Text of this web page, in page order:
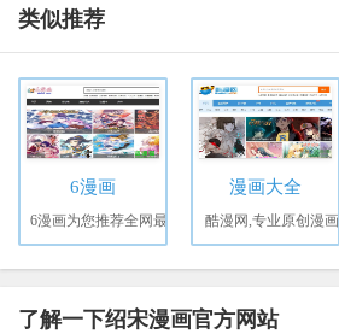
类似推荐
6漫画
6漫画为您推荐全网最
漫画大全
酷漫网,专业原创漫画
了解一下绍宋漫画官方网站